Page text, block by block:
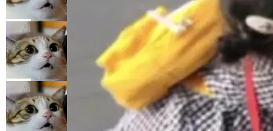
数字电视技术方向的博士生，长期从事视频、音
频技...
超出原定预算 860%。 更令人意外的是，该项目
最终并未成功落地，而高额算力消耗持续运行长
达 5 个月，公司直到财务对账时才察觉异常。这
意味着一个无人看管的 AI 程序，在近半年时间
里日夜不停地"烧钱"。 复盘显示，...
2027 年就能追上美国前沿实验室的水平。 Dela
ngue 把原因归结为一件事：开放协作。中国的
AI 开发者在一个共享和协作的生态里加速迭代，
而美国模型厂商在"闭门造车"。他的原话是 "buil
ding in silos"——各自为战，互不通气。 这个判
断从他嘴里说出来分量不同。Hugging Face 是
全球最大的开源 AI 平台，上面跑着上百万个模
型。谁在开源赛道上领先，...
统，开发者工具必须开源
五年前，David Crawshaw 问过很多软件工程师
一个问题：你写过什么给自己用的程序？答案几
乎都是没有。工程师们整天用别人写的程序写程
序给别人用。偶尔有人自己写个博客系统、智能
家居控制、家庭实验室，都算稀奇事。 Crawsh
aw 是 Shelley 的作者，一个开源 AI coding age
nt。他最近在博客上写了一篇文章，核心论点很
简单：开发者工具必须开源。 理由不是传统的自
由软件情怀，而是一个跟 AI agent 直接相关的
局
DeepSeek Harness 宣布内测邀请，全
网最大规模开源 Agent 路演现场诞生
一条内测招募帖，发出去的时候大概没人想到它
会变成一场开源 Agent 生态的路演。 8月1日，
DeepSeek Harness 团队负责人崔添翼（tiany
i）在 X 上发帖： 「如果你是 Agent Harness 相
局
商汤 SenseNova U1.5-Lite-Preview
开源